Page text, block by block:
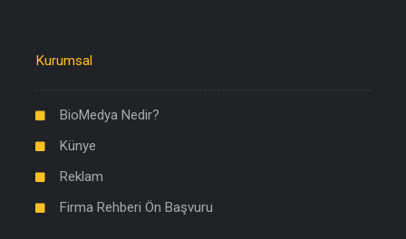
Kurumsal
BioMedya Nedir?
Künye
Reklam
Firma Rehberi Ön Başvuru